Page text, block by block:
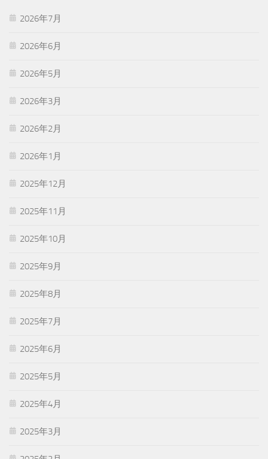
2026年7月
2026年6月
2026年5月
2026年3月
2026年2月
2026年1月
2025年12月
2025年11月
2025年10月
2025年9月
2025年8月
2025年7月
2025年6月
2025年5月
2025年4月
2025年3月